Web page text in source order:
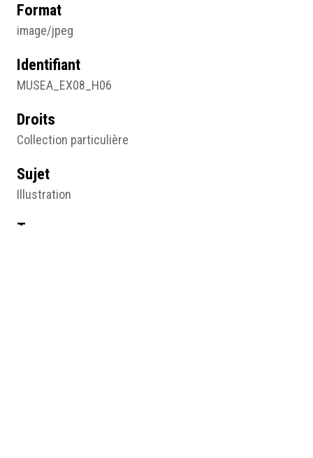
Format
image/jpeg
Identifiant
MUSEA_EX08_H06
Droits
Collection particulière
Sujet
Illustration
Type